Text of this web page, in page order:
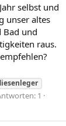
selbst und
unser altes
Bad und
raus.
1